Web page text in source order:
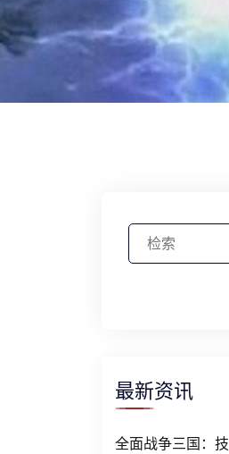
最新资讯
全面战争三国：技